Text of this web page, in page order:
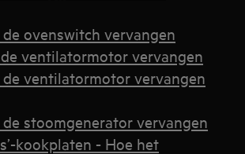
ovenswitch vervangen
ventilatormotor vervangen
de ventilatormotor vervangen
stoomgenerator vervangen
kookplaten - Hoe het